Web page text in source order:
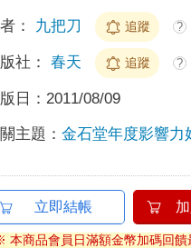
： 九把刀 追蹤 ?
社： 春天 追蹤 ?
日： 2011/08/09
主題：金石堂年度影響力
立即結帳
本商品會員日滿額金幣加碼回饋